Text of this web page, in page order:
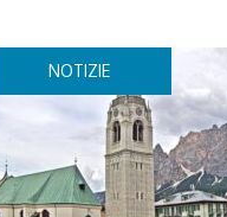
NOTIZIE